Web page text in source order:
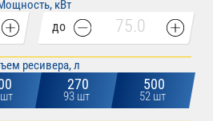
кВт
до
ресивера, л
270
93 шт
500
52 шт